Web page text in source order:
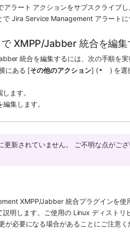
で Jira Service Management アラートに
XMPP/Jabber 統合を編集
統合を編集するには、次の手順を実
にある [その他のアクション] ( ) を選
ます。
集します。
新されていません。 ご不明な点がござ
XMPP/Jabber 統合プラグインを使
説明します。ご使用の Linux ディストリ
必要になる場合があることにご注意く